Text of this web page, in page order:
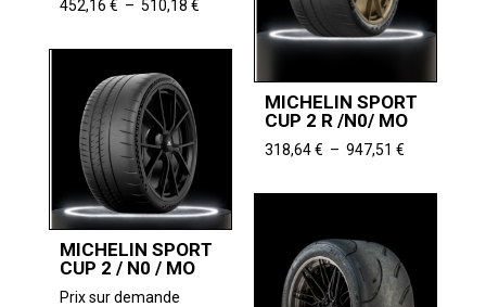
452,16 € – 510,18 €Plage
prix :
MICHELIN SPORT
CUP 2 R /N0/ MO
318,64€ – 947,51 €Plage
prix :
MICHELIN SPORT
CUP 2 / N0 / MO
Prix sur demande